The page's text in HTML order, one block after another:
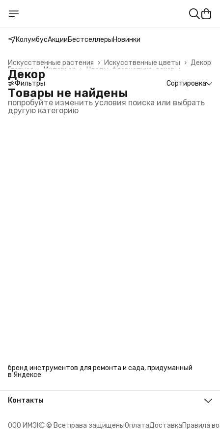
КолумбусАкцииБестселлерыНовинки
Декор
Искусственные цветы ›
Искусственные растения ›
Цветы, флористика, декор
›
Интерьер ›
Главная ›
Декор
Фильтры Сортировка
Товары не найдены
попробуйте изменить условия поиска или выбрать
другую категорию
бренд инструментов для ремонта и сада, придуманный
в Яндексе
Контакты
Телефон
ООО ИМЭКС © Все права защищеныОплатаДоставкаПравила